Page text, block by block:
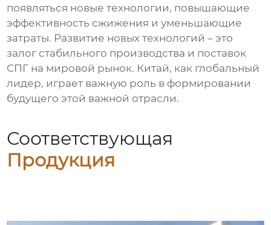
появляться новые технологии, повышающие
эффективность сжижения и уменьшающие
затраты. Развитие новых технологий – это
залог стабильного производства и поставок
СПГ на мировой рынок. Китай, как глобальный
лидер, играет важную роль в формировании
будущего этой важной отрасли.
Соответствующая
Продукция